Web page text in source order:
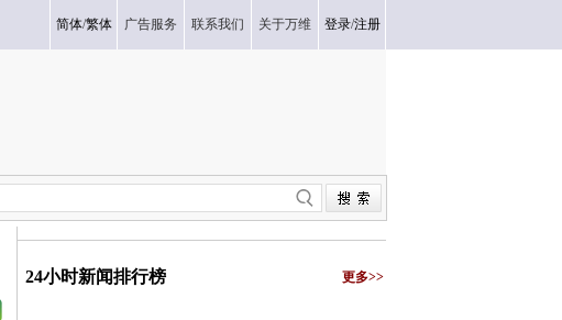
简体/繁体 广告服务 联系我们 关于万维 登录/注册
24小时新闻排行榜 更多>>